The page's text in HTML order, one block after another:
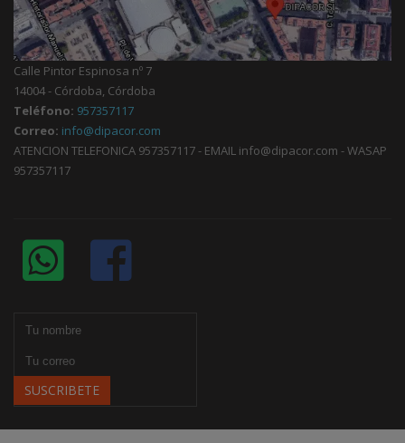
Calle Pintor Espinosa nº 7
14004 - Córdoba, Córdoba
Teléfono: 957357117
Correo: info@dipacor.com
ATENCION TELEFONICA 957357117 - EMAIL info@dipacor.com - WASAP
957357117
SUSCRIBETE